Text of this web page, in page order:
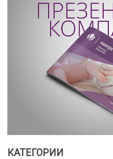
КАТЕГОРИИ